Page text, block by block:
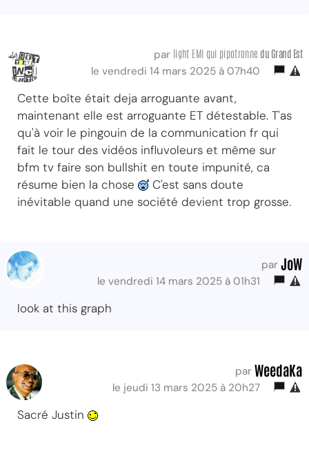
par light EMI qui pipotronne du Grand Est
le vendredi 14 mars 2025 à 07h40
Cette boîte était deja arroguante avant,
maintenant elle est arroguante ET détestable. T'as
qu'à voir le pingouin de la communication fr qui
fait le tour des vidéos influvoleurs et même sur
bfm tv faire son bullshit en toute impunité, ca
résume bien la chose
C'est sans doute
inévitable quand une société devient trop grosse.
par JoW
le vendredi 14 mars 2025 à 01h31
look at this graph
par WeedaKa
le jeudi 13 mars 2025 à 20h27
Sacré Justin